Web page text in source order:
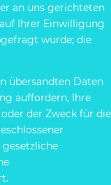
an uns gerichteten
Ihrer Einwilligung
wurde; die
übersandten Daten
auffordern, Ihre
der Zweck für die